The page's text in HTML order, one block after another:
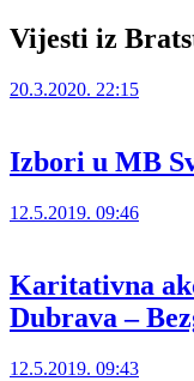
Vijesti iz
20.3.2020. 22:15
Izbori u MB
12.5.2019. 09:46
Karitativna
Dubrava –
12.5.2019. 09:43